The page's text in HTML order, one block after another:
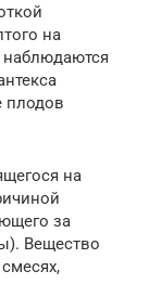
на
плодов
на
за
Вещество